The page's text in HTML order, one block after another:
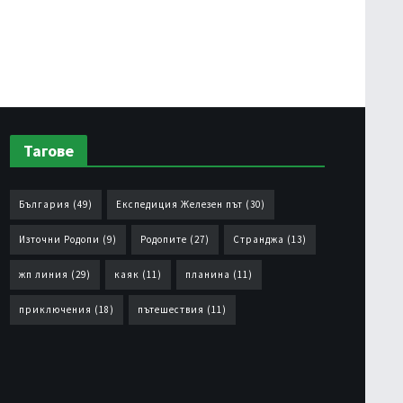
Тагове
България (49) Експедиция Железен път (30)
Източни Родопи (9) Родопите (27) Странджа (13)
жп линия (29) каяк (11) планина (11)
приключения (18) пътешествия (11)